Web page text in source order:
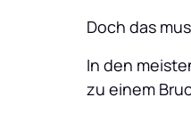
Doch das
In den
zu einem